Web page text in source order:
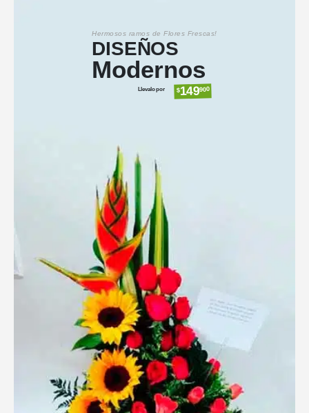
Hermosos ramos de Flores Frescas!
DISEÑOS
Modernos
Llevalo por $149900